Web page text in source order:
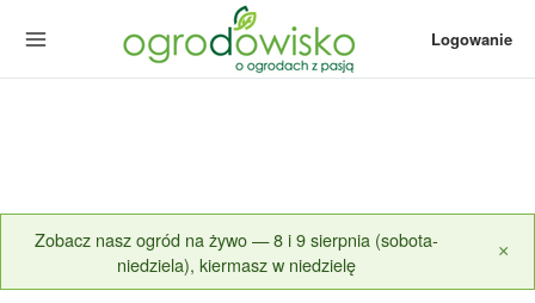
Logowanie
Zobacz nasz ogród na żywo — 8 i 9 sierpnia (sobota-
niedziela), kiermasz w niedzielę
×